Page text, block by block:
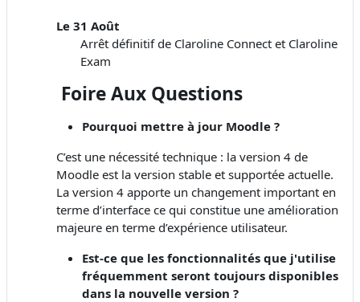
Le 31 Août
Arrêt définitif de Claroline Connect et Claroline
Exam
Foire Aux Questions
Pourquoi mettre à jour Moodle ?
C’est une nécessité technique : la version 4 de
Moodle est la version stable et supportée actuelle.
La version 4 apporte un changement important en
terme d’interface ce qui constitue une amélioration
majeure en terme d’expérience utilisateur.
Est-ce que les fonctionnalités que j'utilise
fréquemment seront toujours disponibles
dans la nouvelle version ?